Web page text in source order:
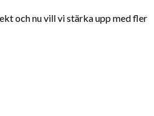
och nu vill vi stärka upp med fler